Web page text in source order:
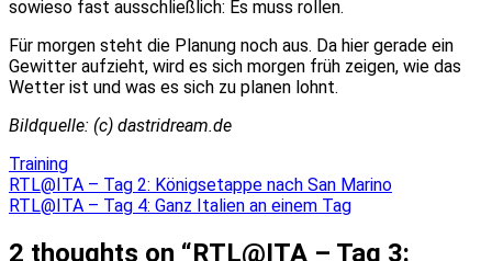
sowieso fast ausschließlich: Es muss rollen.
Für morgen steht die Planung noch aus. Da hier gerade ein
Gewitter aufzieht, wird es sich morgen früh zeigen, wie das
Wetter ist und was es sich zu planen lohnt.
Bildquelle: (c) dastridream.de
Training
Beitragsnavigation
RTL@ITA – Tag 2: Königsetappe nach San Marino
RTL@ITA – Tag 4: Ganz Italien an einem Tag
2 thoughts on “RTL@ITA – Tag 3: